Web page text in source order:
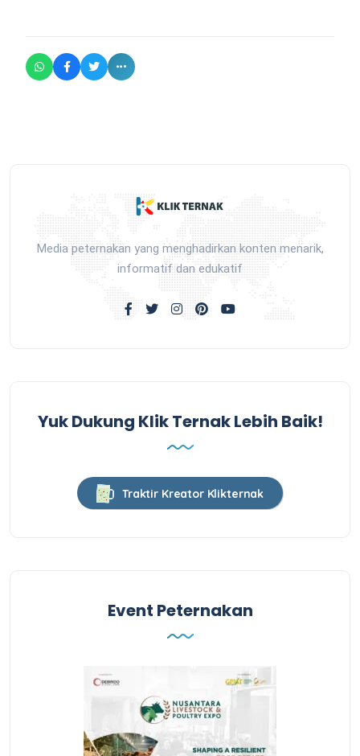
Media peternakan yang menghadirkan konten menarik,
informatif dan edukatif
Yuk Dukung Klik Ternak Lebih Baik!
Traktir Kreator Klikternak
Event Peternakan